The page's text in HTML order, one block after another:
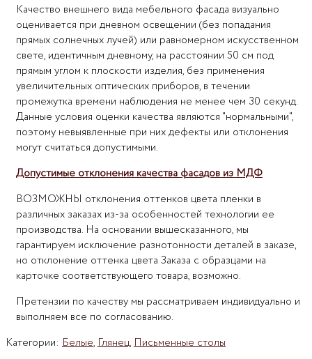
Качество внешнего вида мебельного фасада визуально
оценивается при дневном освещении (без попадания
прямых солнечных лучей) или равномерном искусственном
свете, идентичным дневному, на расстоянии 50 см под
прямым углом к плоскости изделия, без применения
увеличительных оптических приборов, в течении
промежутка времени наблюдения не менее чем 30 секунд.
Данные условия оценки качества являются "нормальными",
поэтому невыявленные при них дефекты или отклонения
могут считаться допустимыми.
Допустимые отклонения качества фасадов из МДФ
ВОЗМОЖНЫ отклонения оттенков цвета пленки в
различных заказах из-за особенностей технологии ее
производства. На основании вышесказанного, мы
гарантируем исключение разнотонности деталей в заказе,
но отклонение оттенка цвета Заказа с образцами на
карточке соответствующего товара, возможно.
Претензии по качеству мы рассматриваем индивидуально и
выполняем все по согласованию.
Категории: Белые,Глянец,Письменные столы